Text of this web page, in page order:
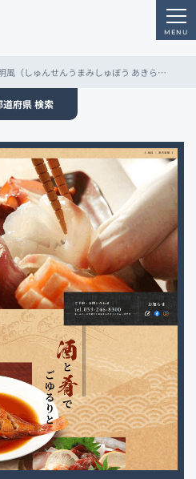
旬鮮旨味酒房 明風（しゅんせんうまみしゅぼう あきらかぜ）
道府県 検索